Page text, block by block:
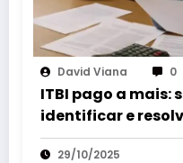
David Viana 0
ITBI pago a mais:
identificar e
pagamento do
29/10/2025